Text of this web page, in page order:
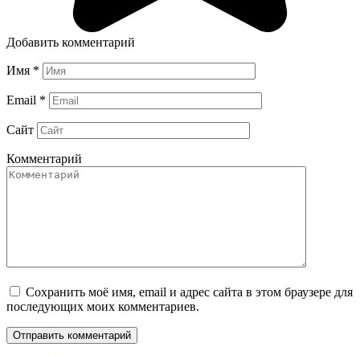
Добавить комментарий
Имя *
Email *
Сайт
Комментарий
Сохранить моё имя, email и адрес сайта в этом браузере для
последующих моих комментариев.